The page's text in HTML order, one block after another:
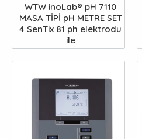
WTW inoLab® pH 7110
MASA TİPİ pH METRE SET
4 SenTix 81 ph elektrodu
ile